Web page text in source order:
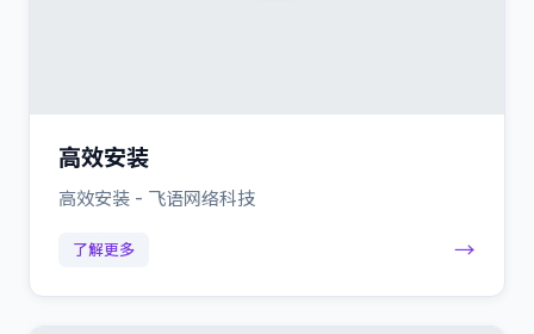
高效安装
高效安装 - 飞语网络科技
了解更多 →